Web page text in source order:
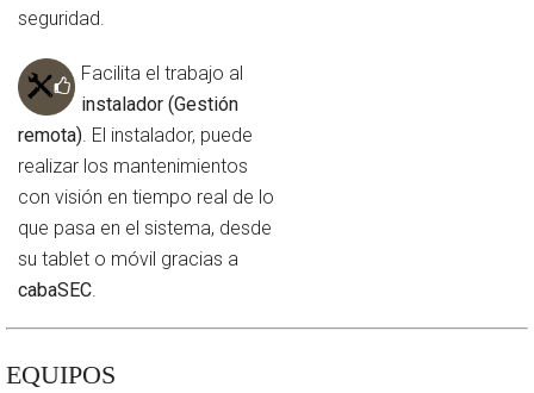
seguridad.
Facilita el trabajo al
instalador (Gestión
remota) . El instalador, puede
realizar los mantenimientos
con visión en tiempo real de lo
que pasa en el sistema, desde
su tablet o móvil gracias a
cabaSEC
EQUIPOS